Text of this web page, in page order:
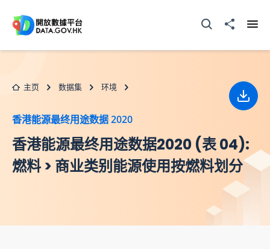
打开搜寻器分享至
主页 数据集 环境
香港能源最终用途数据 2020
香港能源最终用途数据2020 (表 04):
燃料 > 商业类别能源使用按燃料划分
下载